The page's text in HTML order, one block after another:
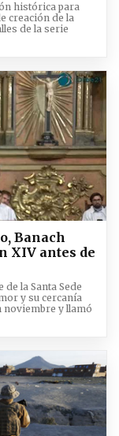
histórica para
creación de la
de la serie
Banach
XIV antes de
la Santa Sede
y su cercanía
noviembre y llamó